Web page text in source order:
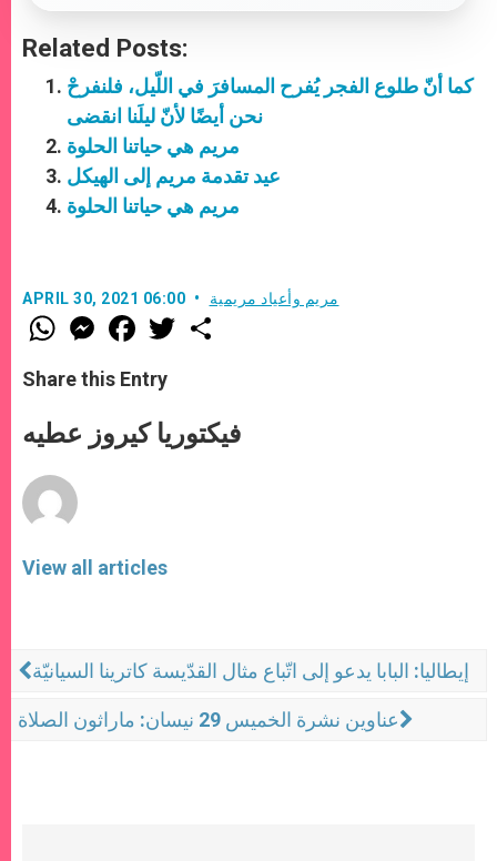
Related Posts:
كما أنّ طلوع الفجر يُفرح المسافرَ في اللّيل، فلنفرحْ
نحن أيضًا لأنّ ليلَنا انقضى
مريم هي حياتنا الحلوة
عيد تقدمة مريم إلى الهيكل
مريم هي حياتنا الحلوة
APRIL 30, 2021 06:00 مريم وأعياد مريمية
W
h
t
s
p
p
M
e
s
e
e
F
a
e
b
o
k
w
Share this Entry
فيكتوريا كيروز عطيه
View all articles
إيطاليا: البابا يدعو إلى اتّباع مثال القدّيسة كاترينا السيانيّة
عناوين نشرة الخميس 29 نيسان: ماراثون الصلاة